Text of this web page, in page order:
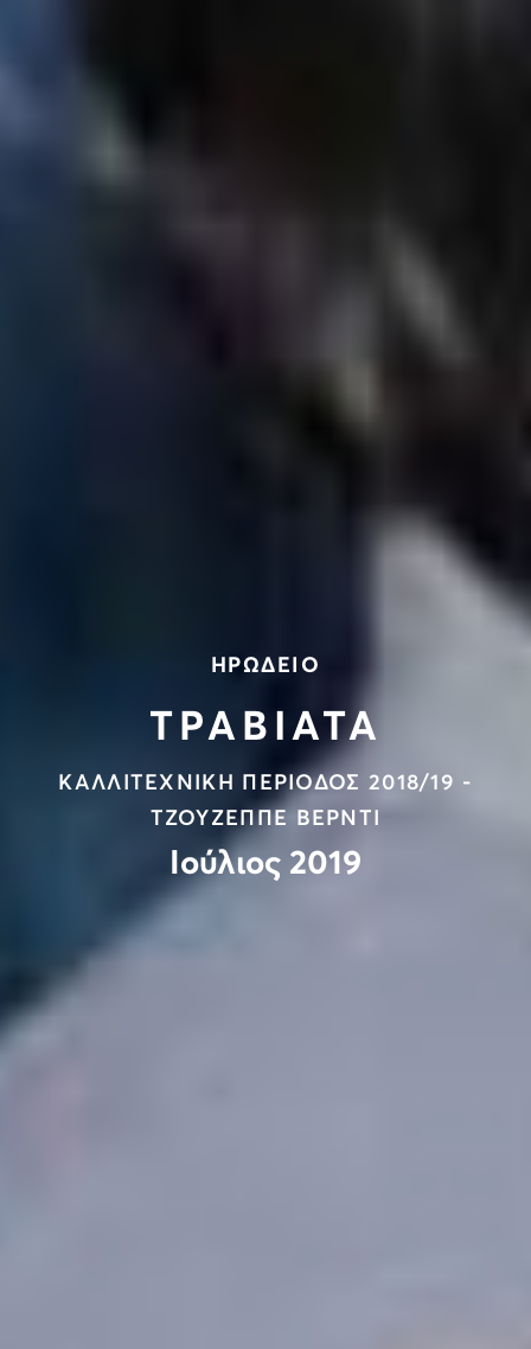
ΗΡΩΔΕΙΟ
ΤΡΑΒΙΑΤΑ
ΚΑΛΛΙΤΕΧΝΙΚΗ ΠΕΡΙΟΔΟΣ 2018/19 -
ΤΖΟΥΖΕΠΠΕ ΒΕΡΝΤΙ
Ιούλιος 2019